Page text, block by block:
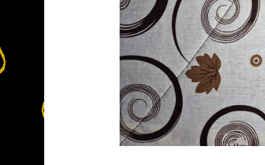
Solutie de Curatat Bucatarie
Solutii de Curatat Profesionale
Aparate si masini pentru apicultori
Carti si manuale